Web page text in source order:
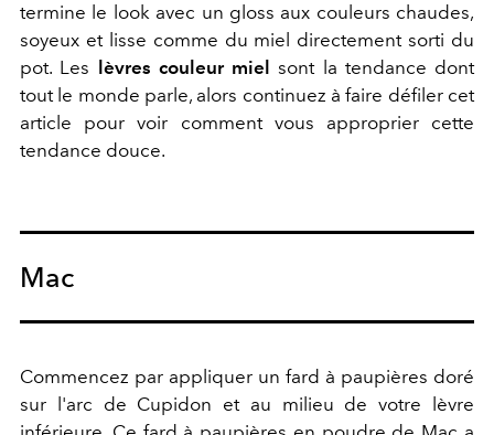
termine le look avec un gloss aux couleurs chaudes,
soyeux et lisse comme du miel directement sorti du
pot. Les
lèvres couleur mielsont la tendance dont
tout le monde parle, alors continuez à faire défiler cet
article pour voir comment vous approprier cette
tendance douce.
Mac
Commencez par appliquer un fard à paupières doré
sur l'arc de Cupidon et au milieu de votre lèvre